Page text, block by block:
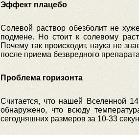
Эффект плацебо
Солевой раствор обезболит не
подмене. Но стоит к солевому
Почему так происходит, наука не
после приема безвредного
Проблема горизонта
Считается, что нашей Вселенной
обнаружено, что всюду
сегодняшних размеров за 10-33